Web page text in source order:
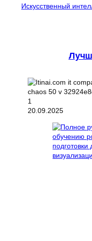
Искусственный
20.09.2025